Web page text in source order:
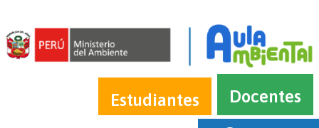
Estudiantes
Docentes